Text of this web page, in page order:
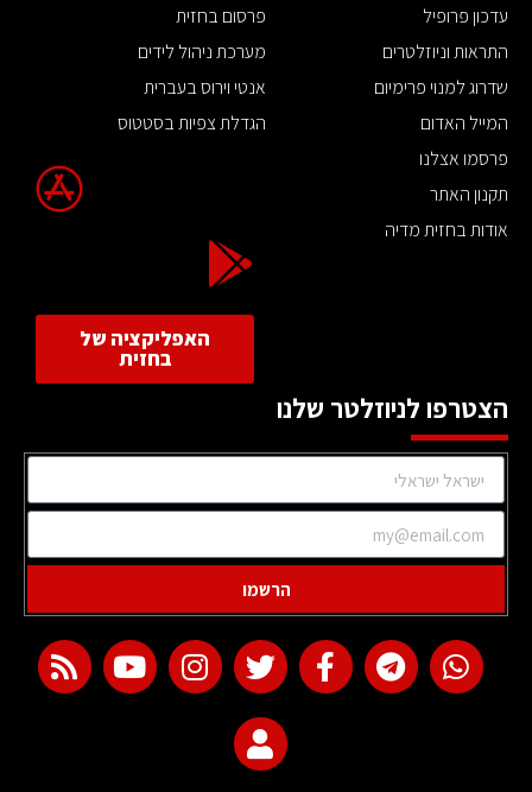
עדכון פרופיל
התראות וניוזלטרים
שדרוג למנוי פרימיום
המייל האדום
פרסמו אצלנו
תקנון האתר
אודות בחזית מדיה
פרסום בחזית
מערכת ניהול לידים
אנטי וירוס בעברית
הגדלת צפיות בסטטוס
האפליקציה של
בחזית
הצטרפו לניוזלטר שלנו
הרשמו